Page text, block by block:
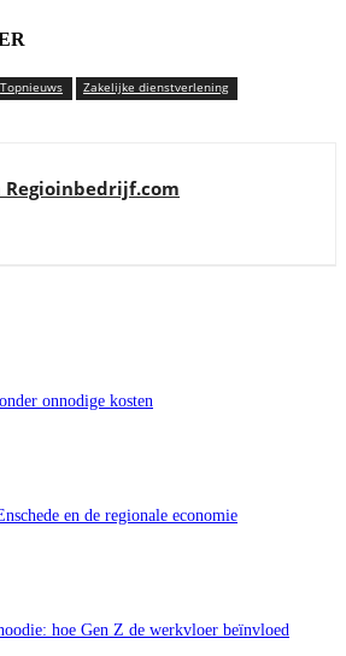
Topnieuws
Zakelijke dienstverlening
Regioinbedrijf.com
onnodige kosten
en de regionale economie
hoe Gen Z de werkvloer beïnvloed